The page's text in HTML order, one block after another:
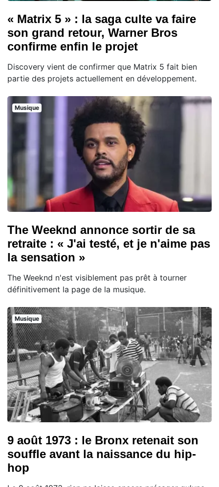
« Matrix 5 » : la saga culte va faire
son grand retour, Warner Bros
confirme enfin le projet
Discovery vient de confirmer que Matrix 5 fait bien
partie des projets actuellement en développement.
Musique
The Weeknd annonce sortir de sa
retraite : « J'ai testé, et je n'aime pas
la sensation »
The Weeknd n'est visiblement pas prêt à tourner
définitivement la page de la musique.
Musique
9 août 1973 : le Bronx retenait son
souffle avant la naissance du hip-
hop